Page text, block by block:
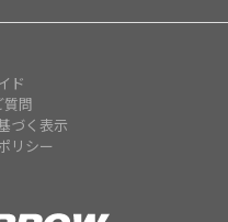
ド
質問
づく表示
リシー